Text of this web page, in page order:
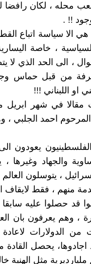
محله ، لكان رافضا
!! .
هي الا سياسة اتباع
، خاصة
، الى الحد الذي
من قبل حماس
او اللبناني !!!
المرحوم احمد الجلبي ،
يعودون
والجهاد وغيرها
، يتوسلون
منهم ، فقط لايقاف
قد حصلوا عليه
، وهم يعرفون بان
من الدولارات
اجادوها، يحصل
مليارديرية مثل